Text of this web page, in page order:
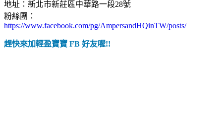
地址：新北市新莊區中華路一段28號
粉絲團：
https://www.facebook.com/pg/AmpersandHQinTW/posts/
趕快來加輕盈寶寶 FB 好友喔!!